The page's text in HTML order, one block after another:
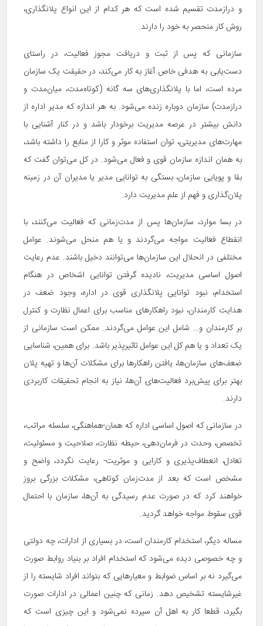
و درازمدت تقسیم شده است که هر کدام از این انواع پلانگذاری،
روش کار منحصر به خود را دارند.
سازمانی که پس از ثبت و دریافت مجوز فعالیت، در راستای
دست‌یابی به هدفی خاص آغاز به کار می‌کند، در حقیقت یک سازمان
مرده است، اما با پلانگذاری‌های سه گانه (کوتاه‌مدت، میان‌مدت و
درازمدت) سازمان دوباره زنده می‌شود. به هر اندازه که مدیر اداره از
دانش بیشتر در عرصه مدیریت برخودار باشد و در کنار آشنایی با
مهارت‌های مدیریتی، توان استفاده موثر و کارا از منابع را داشته باشد،
به همان اندازه سازمان قوی و فعال می‌شود. در کل می‌توان گفت که
بقا و پویایی سازمان، بستگی به توانایی مدیر یا مدیران آن در زمینه
پلان‌گذاری و فهم از علم مدیریت دارد.
در بسا موارد، سازمان‌ها پس از مدت‌زمانی که فعالیت می‌کنند، با
انقطاع فعالیت مواجه می‌گردند و یا هم منحل می‌شوند. عوامل
مختلفی در انحلال این سازمان‌ها می‌توانند دخیل باشند. عدم رعایت
اصول اساسی مدیریت، نادیده گرفتن توانایی اشخاص در هنگام
استخدام، نبود توانایی پلانگذاری قوی در اداره، وجود ضعف در
هدایت کارمندان، نبود راهکارهای مناسب برای اعمال نظارت و کنترل
بر کارمندان و… شامل این عوامل می‌گردند. ممکن است سازمانی از
یک تعداد و یا هم کل این عوامل تاثیرپذیر باشد. برای همین، شناسایی
ضعف‌های سازمان‌ها، یافتن راهکارها برای مشکلات آن‌ها و تهیه پلان
بهتر برای پیش‌برد فعالیت‌های آن‌ها، نیاز به انجام تحقیقات کاربردی
دارند.
در سازمانی که اصول اساسی اداره که همان-هماهنگی، سلسله مراتب،
تخصص، وحدت در فرمان‌دهی، حیطه نظارت، صلاحیت و مسئولیت،
تعادل، انعطاف‌پذیری و کارایی و موثریت- رعایت نگردد، واضح و
مشخص است که بعد از مدت‌زمان کوتاهی، مشکلات بزرگی بروز
خواهند کرد که در صورت عدم رسیدگی به آن‌ها، سازمان با احتمال
قوی سقوط مواجه خواهد گردید.
مساله دیگر، استخدام کارمندان است، در بسیاری از ادارات، چه دولتی
و چه خصوصی دیده می‌شود که استخدام افراد بر بنیاد روابط صورت
می‌گیرد نه بر اساس ضوابط و معیارهایی که بتواند افراد شایسته را از
غیرشایسته تشخیص دهد. زمانی که چنین اعمالی در ادارات صورت
بگیرد، قطعا کار به اهل آن سپرده نمی‌شود و این چیزی است که